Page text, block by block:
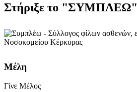
Στήριξε το "ΣΥΜΠΛΕΩ"
Μέλη
Γίνε Μέλος